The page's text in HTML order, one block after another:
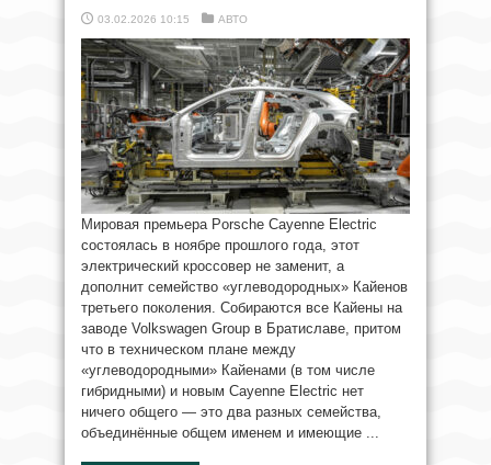
03.02.2026 10:15 АВТО
Мировая премьера Porsche Cayenne Electric
состоялась в ноябре прошлого года, этот
электрический кроссовер не заменит, а
дополнит семейство «углеводородных» Кайенов
третьего поколения. Собираются все Кайены на
заводе Volkswagen Group в Братиславе, притом
что в техническом плане между
«углеводородными» Кайенами (в том числе
гибридными) и новым Cayenne Electric нет
ничего общего — это два разных семейства,
объединённые общем именем и имеющие ...